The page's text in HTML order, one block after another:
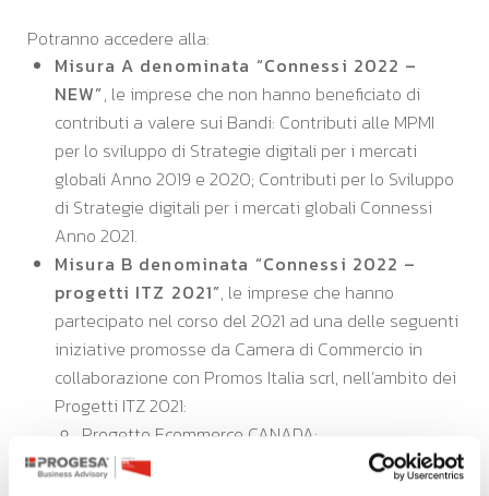
Potranno accedere alla:
Misura A denominata “Connessi 2022 –
NEW”, le imprese che non hanno beneficiato di
contributi a valere sui Bandi: Contributi alle MPMI
per lo sviluppo di Strategie digitali per i mercati
globali Anno 2019 e 2020; Contributi per lo Sviluppo
di Strategie digitali per i mercati globali Connessi
Anno 2021.
Misura B denominata “Connessi 2022 –
progetti ITZ 2021”, le imprese che hanno
partecipato nel corso del 2021 ad una delle seguenti
iniziative promosse da Camera di Commercio in
collaborazione con Promos Italia scrl, nell’ambito dei
Progetti ITZ 2021:
Progetto Ecommerce CANADA;
Progetto Cosmesi GERMANIA;